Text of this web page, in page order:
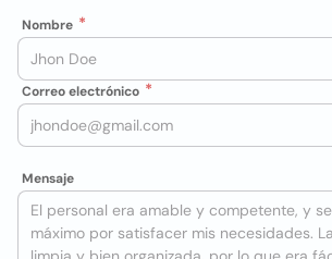
Nombre
Correo electrónico
Mensaje